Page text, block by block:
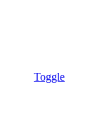
Toggle